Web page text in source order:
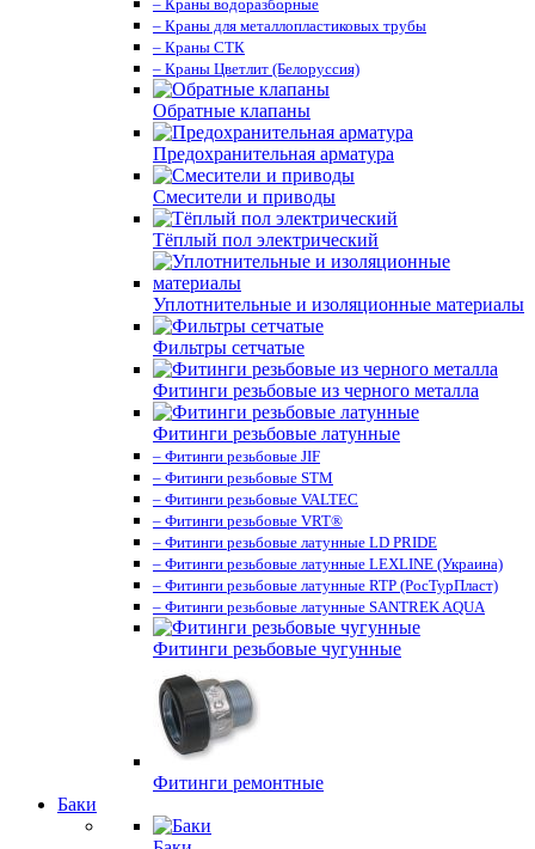
– Краны водоразборные
– Краны для металлопластиковых трубы
– Краны СТК
– Краны Цветлит (Белоруссия)
Обратные клапаны
Предохранительная арматура
Смесители и приводы
Тёплый пол электрический
Уплотнительные и изоляционные материалы
Фильтры сетчатые
Фитинги резьбовые из черного металла
Фитинги резьбовые латунные
– Фитинги резьбовые JIF
– Фитинги резьбовые STM
– Фитинги резьбовые VALTEC
– Фитинги резьбовые VRT®
– Фитинги резьбовые латунные LD PRIDE
– Фитинги резьбовые латунные LEXLINE (Украина)
– Фитинги резьбовые латунные RTP (РосТурПласт)
– Фитинги резьбовые латунные SANTREK AQUA
Фитинги резьбовые чугунные
Фитинги ремонтные
Баки